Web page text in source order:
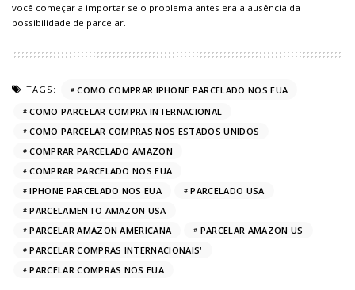
você começar a importar se o problema antes era a ausência da
possibilidade de parcelar.
TAGS:
COMO COMPRAR IPHONE PARCELADO NOS EUA
COMO PARCELAR COMPRA INTERNACIONAL
COMO PARCELAR COMPRAS NOS ESTADOS UNIDOS
COMPRAR PARCELADO AMAZON
COMPRAR PARCELADO NOS EUA
IPHONE PARCELADO NOS EUA
PARCELADO USA
PARCELAMENTO AMAZON USA
PARCELAR AMAZON AMERICANA
PARCELAR AMAZON US
PARCELAR COMPRAS INTERNACIONAIS'
PARCELAR COMPRAS NOS EUA